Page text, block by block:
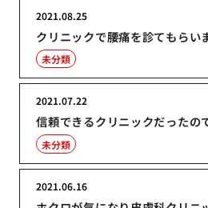
クリニックで腰痛を診てもらい
2021.08.25
未分類
信頼できるクリニックだったの
2021.07.22
未分類
2021.06.16